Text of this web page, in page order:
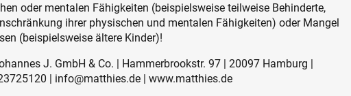
oder mentalen Fähigkeiten (beispielsweise teilweise Behinderte,
ihrer physischen und mentalen Fähigkeiten) oder Mangel
(beispielsweise ältere Kinder)!
J. GmbH & Co. | Hammerbrookstr. 97 | 20097 Hamburg |
| info@matthies.de | www.matthies.de